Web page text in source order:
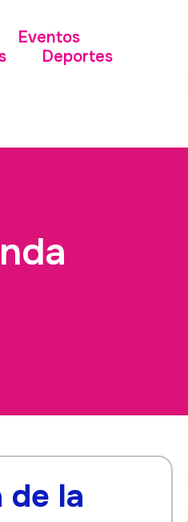
Eventos
Deportes
de la